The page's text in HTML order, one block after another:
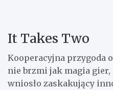
It Takes Two
Kooperacyjna przygoda
nie brzmi jak magia
wniosło zaskakujący